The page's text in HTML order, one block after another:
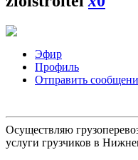
Эфир
Профиль
Отправить
Осуществляю
услуги грузчиков в